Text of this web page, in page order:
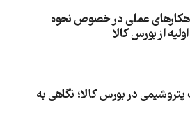
عملی در خصوص نحوه
از بورس کالا
در بورس کالا؛ نگاهی به